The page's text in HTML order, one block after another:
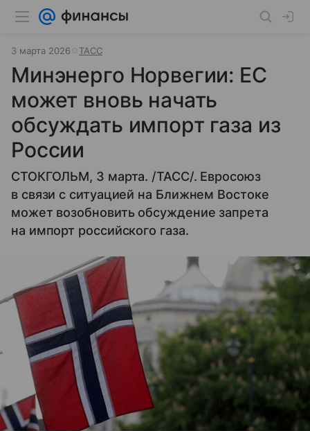
3 марта 2026 ТАСС
Минэнерго Норвегии: ЕС
может вновь начать
обсуждать импорт газа из
России
СТОКГОЛЬМ, 3 марта. /ТАСС/. Евросоюз
в связи с ситуацией на Ближнем Востоке
может возобновить обсуждение запрета
на импорт российского газа.